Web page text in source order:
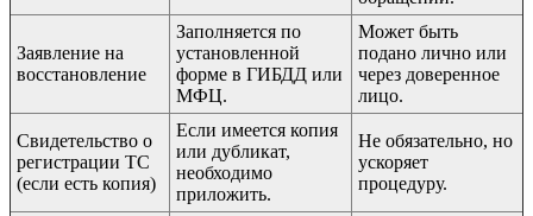
Заявление на
восстановление
Заполняется по
установленной
форме в ГИБДД или
МФЦ.
Может быть
подано лично или
через доверенное
лицо.
Свидетельство о
регистрации ТС
(если есть копия)
Если имеется копия
или дубликат,
необходимо
приложить.
Не обязательно, но
ускоряет
процедуру.